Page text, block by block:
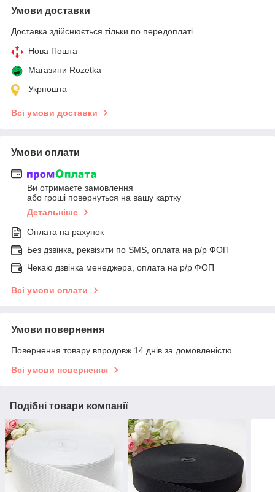
Умови доставки
Доставка здійснюється тільки по передоплаті.
Нова Пошта
Магазини Rozetka
Укрпошта
Всі умови доставки
Умови оплати
Ви отримаєте замовлення
або гроші повернуться на вашу картку
Детальніше
Оплата на рахунок
Без дзвінка, реквізити по SMS, оплата на р/р ФОП
Чекаю дзвінка менеджера, оплата на р/р ФОП
Всі умови оплати
Умови повернення
Повернення товару впродовж 14 днів за домовленістю
Всі умови повернення
Подібні товари компанії